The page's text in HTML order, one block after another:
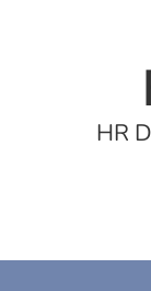
HR